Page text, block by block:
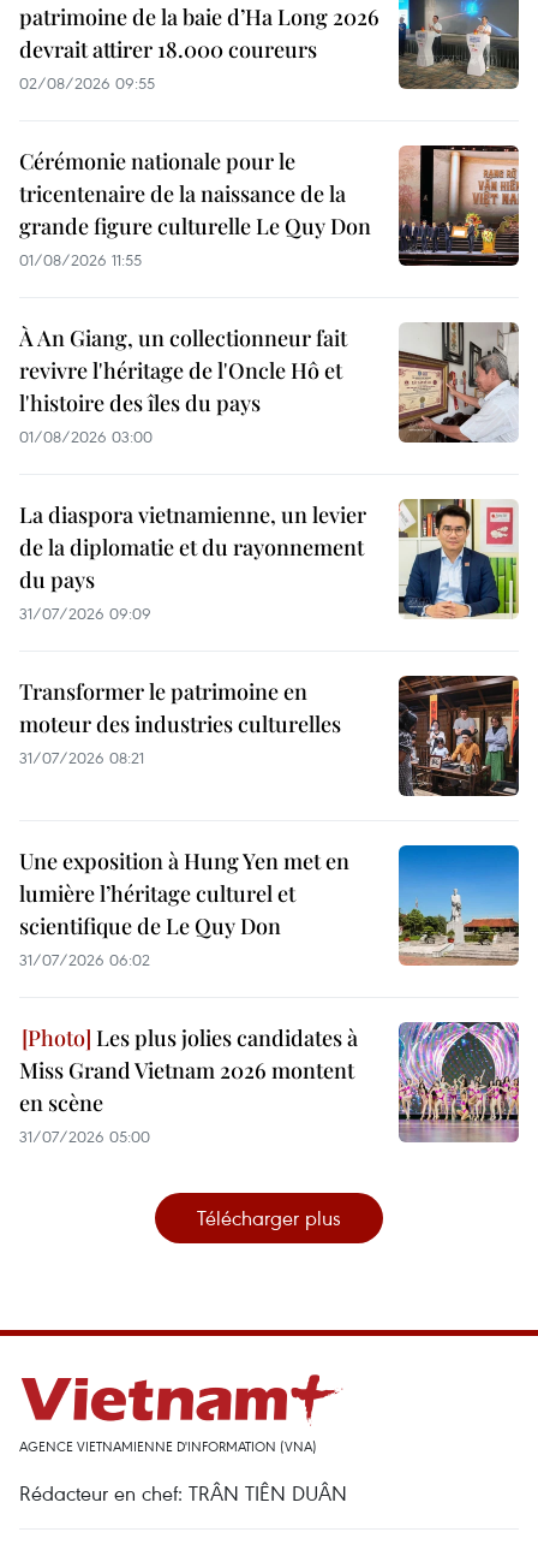
patrimoine de la baie d’Ha Long 2026
devrait attirer 18.000 coureurs
02/08/2026 09:55
Cérémonie nationale pour le
tricentenaire de la naissance de la
grande figure culturelle Le Quy Don
01/08/2026 11:55
À An Giang, un collectionneur fait
revivre l'héritage de l'Oncle Hô et
l'histoire des îles du pays
01/08/2026 03:00
La diaspora vietnamienne, un levier
de la diplomatie et du rayonnement
du pays
31/07/2026 09:09
Transformer le patrimoine en
moteur des industries culturelles
31/07/2026 08:21
Une exposition à Hung Yen met en
lumière l’héritage culturel et
scientifique de Le Quy Don
31/07/2026 06:02
Les plus jolies candidates à
Miss Grand Vietnam 2026 montent
en scène
31/07/2026 05:00
Télécharger plus
AGENCE VIETNAMIENNE D'INFORMATION (VNA)
Rédacteur en chef: TRÂN TIÊN DUÂN